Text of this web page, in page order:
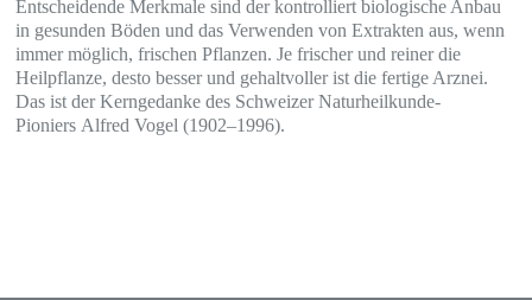
Entscheidende Merkmale sind der kontrolliert biologische Anbau
in gesunden Böden und das Verwenden von Extrakten aus, wenn
immer möglich, frischen Pflanzen. Je frischer und reiner die
Heilpflanze, desto besser und gehaltvoller ist die fertige Arznei.
Das ist der Kerngedanke des Schweizer Naturheilkunde-
Pioniers Alfred Vogel (1902–1996).